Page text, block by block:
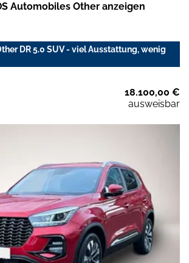
Automobiles Other anzeigen
DR 5.0 SUV - viel Ausstattung, wenig
18.100,00 €
ausweisbar